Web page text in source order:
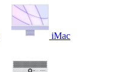
iMac